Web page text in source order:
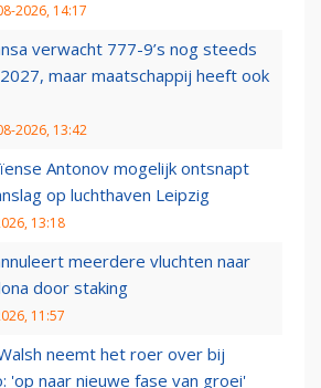
2026, 14:17
verwacht 777-9’s nog steeds
maar maatschappij heeft ook
2026, 13:42
Antonov mogelijk ontsnapt
op luchthaven Leipzig
13:18
meerdere vluchten naar
door staking
11:57
neemt het roer over bij
'op naar nieuwe fase van groei'